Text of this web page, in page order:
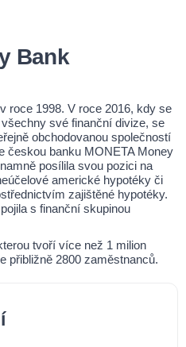
Bank
roce 1998. V roce 2016, kdy se
své finanční divize, se
obchodovanou společností
českou banku MONETA Money
posílila svou pozici na
americké hypotéky či
zajištěné hypotéky.
s finanční skupinou
tvoří více než 1 milion
přibližně 2800 zaměstnanců.